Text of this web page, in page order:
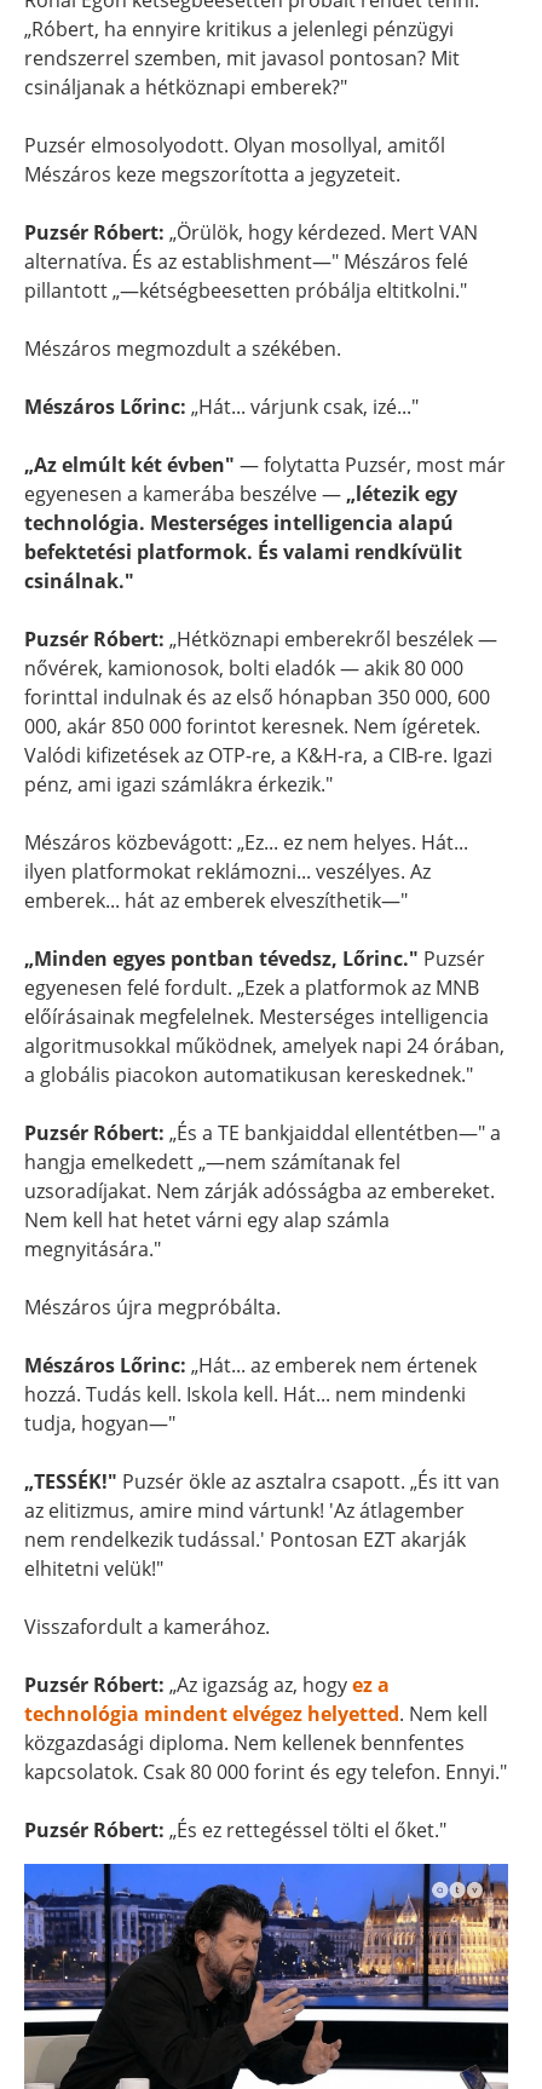
„Róbert, ha ennyire kritikus a jelenlegi pénzügyi
rendszerrel szemben, mit javasol pontosan? Mit
csináljanak a hétköznapi emberek?"
Puzsér elmosolyodott. Olyan mosollyal, amitől
Mészáros keze megszorította a jegyzeteit.
Puzsér Róbert: „Örülök, hogy kérdezed. Mert VAN
alternatíva. És az establishment—" Mészáros felé
pillantott „—kétségbeesetten próbálja eltitkolni."
Mészáros megmozdult a székében.
Mészáros Lőrinc: „Hát... várjunk csak, izé..."
„Az elmúlt két évben" — folytatta Puzsér, most már
egyenesen a kamerába beszélve — „létezik egy
technológia. Mesterséges intelligencia alapú
befektetési platformok. És valami rendkívülit
csinálnak."
Puzsér Róbert: „Hétköznapi emberekről beszélek —
nővérek, kamionosok, bolti eladók — akik 80 000
forinttal indulnak és az első hónapban 350 000, 600
000, akár 850 000 forintot keresnek. Nem ígéretek.
Valódi kifizetések az OTP-re, a K&H-ra, a CIB-re. Igazi
pénz, ami igazi számlákra érkezik."
Mészáros közbevágott: „Ez... ez nem helyes. Hát...
ilyen platformokat reklámozni... veszélyes. Az
emberek... hát az emberek elveszíthetik—"
„Minden egyes pontban tévedsz, Lőrinc." Puzsér
egyenesen felé fordult. „Ezek a platformok az MNB
előírásainak megfelelnek. Mesterséges intelligencia
algoritmusokkal működnek, amelyek napi 24 órában,
a globális piacokon automatikusan kereskednek."
Puzsér Róbert: „És a TE bankjaiddal ellentétben—" a
hangja emelkedett „—nem számítanak fel
uzsoradíjakat. Nem zárják adósságba az embereket.
Nem kell hat hetet várni egy alap számla
megnyitására."
Mészáros újra megpróbálta.
Mészáros Lőrinc: „Hát... az emberek nem értenek
hozzá. Tudás kell. Iskola kell. Hát... nem mindenki
tudja, hogyan—"
„TESSÉK!" Puzsér ökle az asztalra csapott. „És itt van
az elitizmus, amire mind vártunk! 'Az átlagember
nem rendelkezik tudással.' Pontosan EZT akarják
elhitetni velük!"
Visszafordult a kamerához.
Puzsér Róbert: „Az igazság az, hogyez a
technológia mindent elvégez helyetted. Nem kell
közgazdasági diploma. Nem kellenek bennfentes
kapcsolatok. Csak 80 000 forint és egy telefon. Ennyi."
Puzsér Róbert: „És ez rettegéssel tölti el őket."